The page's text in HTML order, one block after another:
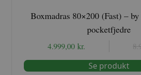
Boxmadras 80×200 (Fast) –
pocketfjedre
pris
4.999,00 kr.
aktuelle
pris
Se produkt